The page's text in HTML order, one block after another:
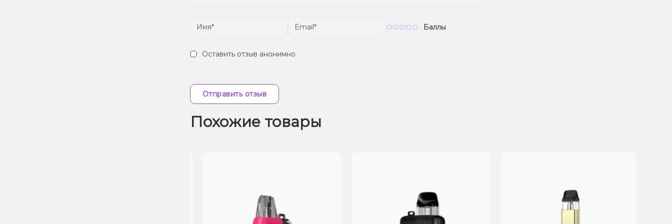
Баллы
Оставить отзыв анонимно
Отправить отзыв
Похожие товары